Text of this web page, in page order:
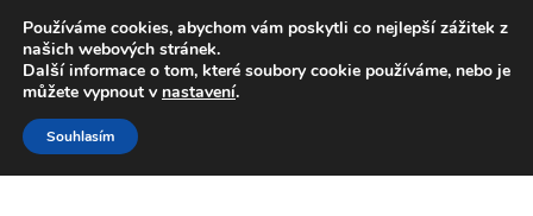
DOPRAVA od 139,-Kč
Volejte po-pá 9-16 704 494 494
Přeskočit
na
navigaci
Přejít
k
obsahu
Používáme cookies, abychom vám poskytli co nejlepší zážitek z
našich webových stránek.
Další informace o tom, které soubory cookie používáme, nebo je
můžete vypnout v nastavení.
Souhlasím